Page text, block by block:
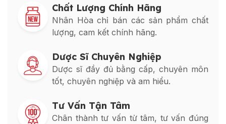
Chất Lượng Chính Hãng
Nhân Hòa chỉ bán các sản phẩm chất
lượng, cam kết chính hãng.
Dược Sĩ Chuyên Nghiệp
Dược sĩ đầy đủ bằng cấp, chuyên môn
tốt, chuyên nghiệp và am hiểu.
Tư Vấn Tận Tâm
Chân thành tư vấn từ tâm, tư vấn đúng